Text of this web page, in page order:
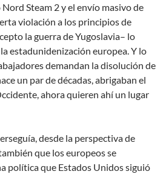
Steam 2 y el envío masivo de
violación a los principios de
la guerra de Yugoslavia– lo
estadunidenización europea. Y lo
demandan la disolución de
un par de décadas, abrigaban el
ahora quieren ahí un lugar
desde la perspectiva de
que los europeos se
política que Estados Unidos siguió